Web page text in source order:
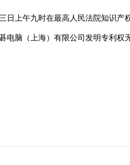
日上午九时在最高人民法院知识
脑（上海）有限公司发明专利权